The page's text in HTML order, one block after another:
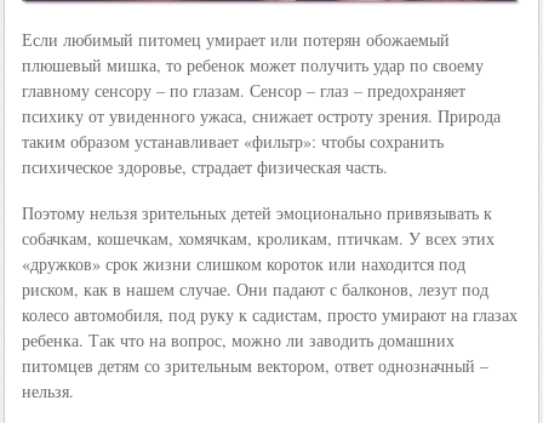
Если любимый питомец умирает или потерян обожаемый
плюшевый мишка, то ребенок может получить удар по своему
главному сенсору – по глазам. Сенсор – глаз – предохраняет
психику от увиденного ужаса, снижает остроту зрения. Природа
таким образом устанавливает «фильтр»: чтобы сохранить
психическое здоровье, страдает физическая часть.
Поэтому нельзя зрительных детей эмоционально привязывать к
собачкам, кошечкам, хомячкам, кроликам, птичкам. У всех этих
«дружков» срок жизни слишком короток или находится под
риском, как в нашем случае. Они падают с балконов, лезут под
колесо автомобиля, под руку к садистам, просто умирают на глазах
ребенка. Так что на вопрос, можно ли заводить домашних
питомцев детям со зрительным вектором, ответ однозначный –
нельзя.